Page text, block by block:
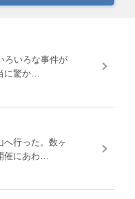
ろいろな事件が
に驚か…
へ行った。数ヶ
催にあわ…